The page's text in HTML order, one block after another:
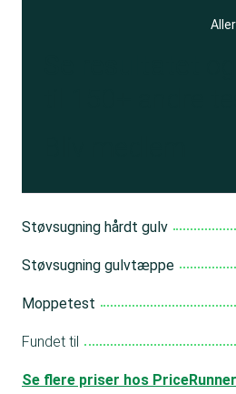
Støvsugning hårdt gulv
Støvsugning gulvtæppe
Moppetest
Fundet til
Se flere priser hos